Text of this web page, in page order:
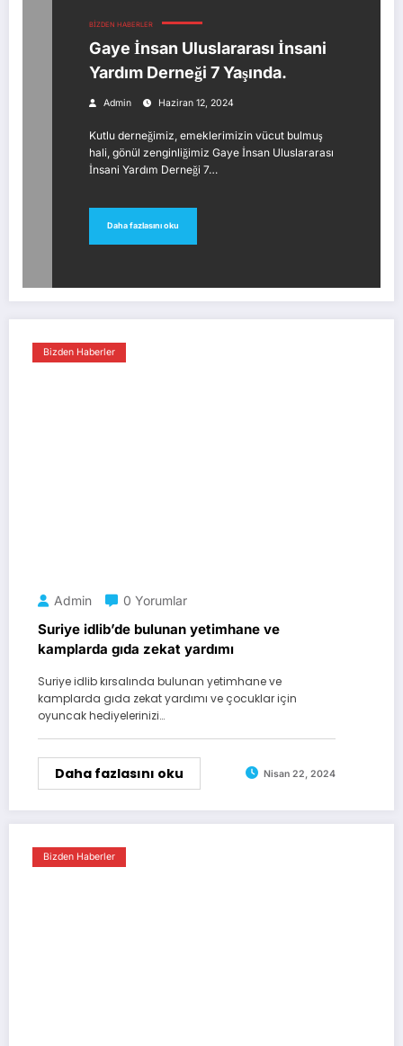
BIZDEN HABERLER
Gaye İnsan Uluslararası İnsani
Yardım Derneği 7 Yaşında.
Admin Haziran 12, 2024
Kutlu derneğimiz, emeklerimizin vücut bulmuş
hali, gönül zenginliğimiz Gaye İnsan Uluslararası
İnsani Yardım Derneği 7…
Daha fazlasını oku
Bizden Haberler
Admin 0 Yorumlar
Suriye idlib’de bulunan yetimhane ve
kamplarda gıda zekat yardımı
Suriye idlib kırsalında bulunan yetimhane ve
kamplarda gıda zekat yardımı ve çocuklar için
oyuncak hediyelerinizi…
Daha fazlasını oku Nisan 22, 2024
Bizden Haberler